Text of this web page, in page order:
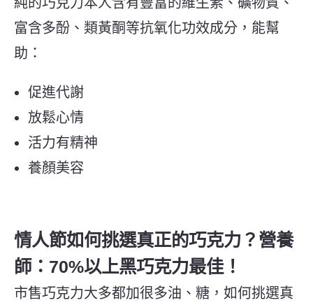
富含多酚、類黃酮等抗氧化功效成分，能幫
助：
促進代謝
放鬆心情
活力有精神
養顏美容
情人節如何挑選真正的巧克力？營養
師： 70%以上黑巧克力最佳！
市售巧克力大多都加很多油、糖，如何挑選真